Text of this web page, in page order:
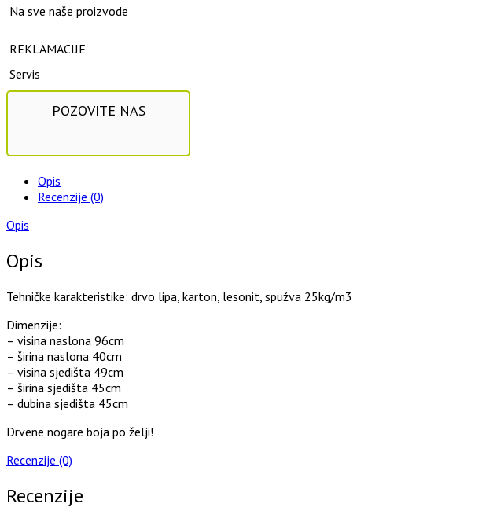
Na sve naše proizvode
REKLAMACIJE
Servis
POZOVITE NAS
Opis
Recenzije (0)
Opis
Opis
Tehničke karakteristike: drvo lipa, karton, lesonit, spužva 25kg/m3
Dimenzije:
– visina naslona 96cm
– širina naslona 40cm
– visina sjedišta 49cm
– širina sjedišta 45cm
– dubina sjedišta 45cm
Drvene nogare boja po želji!
Recenzije (0)
Recenzije